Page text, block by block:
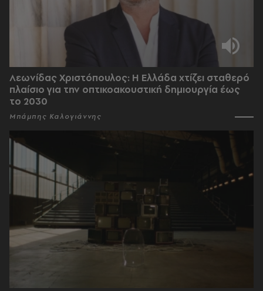
Λεωνίδας Χριστόπουλος: Η Ελλάδα χτίζει σταθερό
πλαίσιο για την οπτικοακουστική δημιουργία έως
το 2030
Μπάμπης Καλογιάννης